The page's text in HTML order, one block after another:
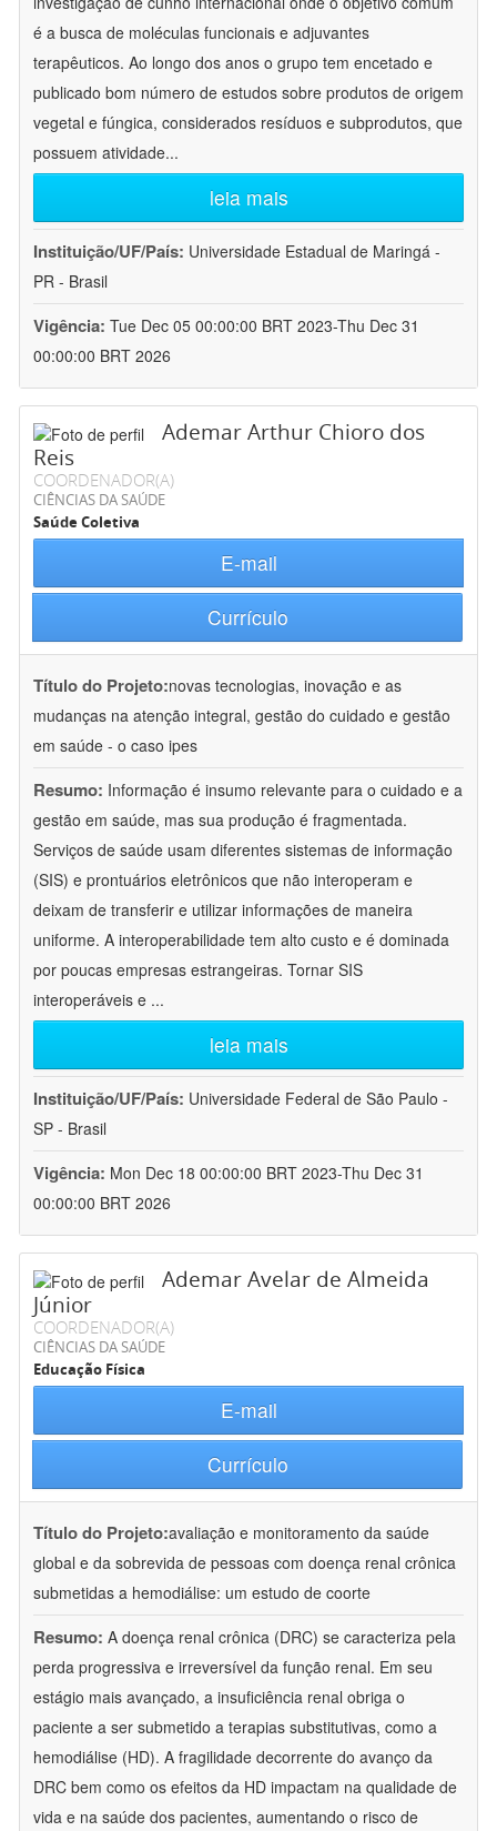
é a busca de moléculas funcionais e adjuvantes
terapêuticos. Ao longo dos anos o grupo tem encetado e
publicado bom número de estudos sobre produtos de origem
vegetal e fúngica, considerados resíduos e subprodutos, que
possuem atividade...
leia mais
Instituição/UF/País: Universidade Estadual de Maringá -
PR - Brasil
Vigência: Tue Dec 05 00:00:00 BRT 2023-Thu Dec 31
00:00:00 BRT 2026
Ademar Arthur Chioro dos
Reis
COORDENADOR(A)
CIÊNCIAS DA SAÚDE
Saúde Coletiva
E-mail
Currículo
Título do Projeto:novas tecnologias, inovação e as
mudanças na atenção integral, gestão do cuidado e gestão
em saúde - o caso ipes
Resumo: Informação é insumo relevante para o cuidado e a
gestão em saúde, mas sua produção é fragmentada.
Serviços de saúde usam diferentes sistemas de informação
(SIS) e prontuários eletrônicos que não interoperam e
deixam de transferir e utilizar informações de maneira
uniforme. A interoperabilidade tem alto custo e é dominada
por poucas empresas estrangeiras. Tornar SIS
interoperáveis e ...
leia mais
Instituição/UF/País: Universidade Federal de São Paulo -
SP - Brasil
Vigência: Mon Dec 18 00:00:00 BRT 2023-Thu Dec 31
00:00:00 BRT 2026
Ademar Avelar de Almeida
Júnior
COORDENADOR(A)
CIÊNCIAS DA SAÚDE
Educação Física
E-mail
Currículo
Título do Projeto:avaliação e monitoramento da saúde
global e da sobrevida de pessoas com doença renal crônica
submetidas a hemodiálise: um estudo de coorte
Resumo: A doença renal crônica (DRC) se caracteriza pela
perda progressiva e irreversível da função renal. Em seu
estágio mais avançado, a insuficiência renal obriga o
paciente a ser submetido a terapias substitutivas, como a
hemodiálise (HD). A fragilidade decorrente do avanço da
DRC bem como os efeitos da HD impactam na qualidade de
vida e na saúde dos pacientes, aumentando o risco de